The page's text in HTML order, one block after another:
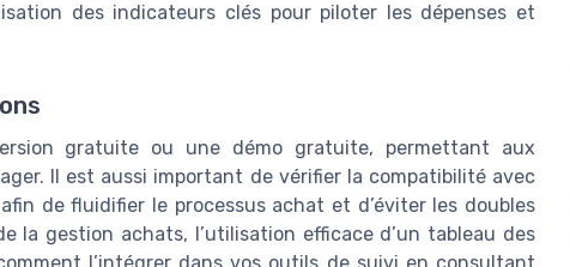
des indicateurs clés pour piloter les dépenses et
gratuite ou une démo gratuite, permettant aux
Il est aussi important de vérifier la compatibilité avec
de fluidifier le processus achat et d’éviter les doubles
la gestion achats, l’utilisation efficace d’un tableau des